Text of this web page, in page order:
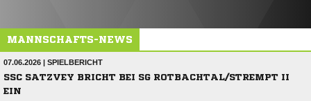
MANNSCHAFTS-NEWS
07.06.2026 | SPIELBERICHT
SSC SATZVEY BRICHT BEI SG ROTBACHTAL/STREMPT II
EIN